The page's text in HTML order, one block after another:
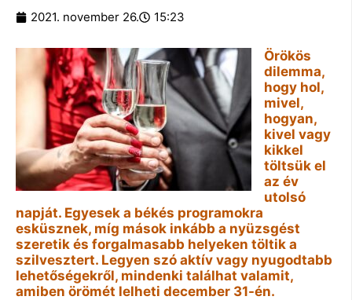
2021. november 26. 15:23
Örökös
dilemma,
hogy hol,
mivel,
hogyan,
kivel vagy
kikkel
töltsük el
az év
utolsó
napját. Egyesek a békés programokra
esküsznek, míg mások inkább a nyüzsgést
szeretik és forgalmasabb helyeken töltik a
szilvesztert. Legyen szó aktív vagy nyugodtabb
lehetőségekről, mindenki találhat valamit,
amiben örömét lelheti december 31-én.